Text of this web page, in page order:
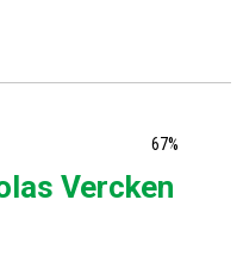
67%
Vercken